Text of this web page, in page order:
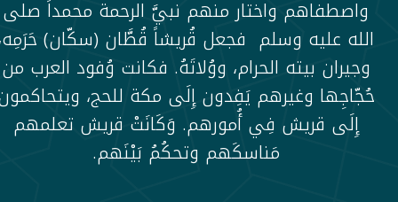
واصطفاهم واختار منهم نبيَّ الرحمة محمداً صلى
الله عليه وسلم فجعل قُريشاً قُطَّان (سكّان)
وجيران بيته الحرام، ووُلاتَهُ. فكانت وُفود العرب من
حُجّاجِها وغيرهم يَفِدون إِلَى مكة للحج،
إِلَى قريش فِي أُمورهم. وَكَانَتْ قريش تعلمهم
مَناسكَهم وتحكُمُ بَيْنَهم.